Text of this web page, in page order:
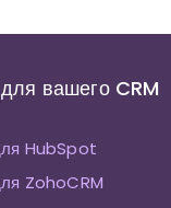
вашего CRM
HubSpot
ZohoCRM